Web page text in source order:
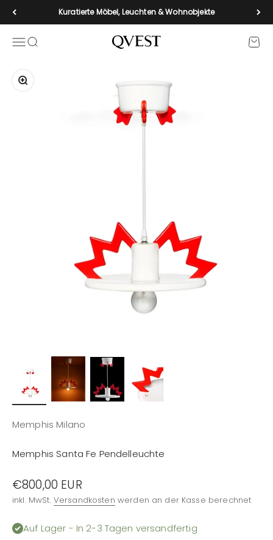
Zum Inhalt springenKuratierte Möbel, Leuchten & Wohnobjekte
Navigationsmenü öffnen
Suche öffnen qvest-de
Bild vergrößern
Memphis Milano
Memphis Santa Fe Pendelleuchte
Angebot
€800,00 EUR
inkl. MwSt. Versandkosten werden an der Kasse berechnet
Auf Lager - In 2-3 Tagen versandfertig